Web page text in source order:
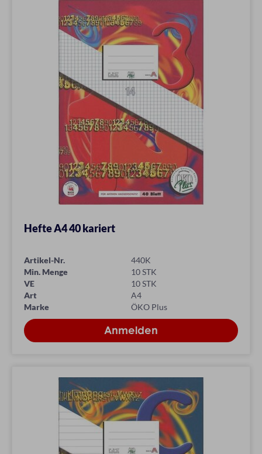
Hefte A4 40 kariert
Artikel-Nr.
440K
Min. Menge
10 STK
VE
10 STK
Art
A4
Marke
ÖKO Plus